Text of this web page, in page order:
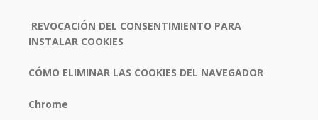
REVOCACIÓN DEL CONSENTIMIENTO PARA
INSTALAR COOKIES
CÓMO ELIMINAR LAS COOKIES DEL NAVEGADOR
Chrome